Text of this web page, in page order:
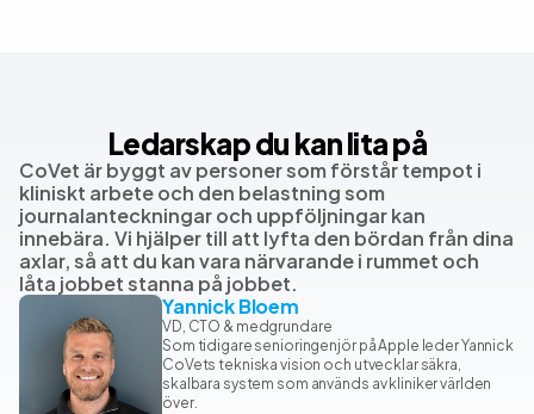
Ledarskap du kan lita på
CoVet är byggt av personer som förstår tempot i
kliniskt arbete och den belastning som
journalanteckningar och uppföljningar kan
innebära. Vi hjälper till att lyfta den bördan från dina
axlar, så att du kan vara närvarande i rummet och
låta jobbet stanna på jobbet.
Yannick Bloem
VD, CTO & medgrundare
Som tidigare senioringenjör på Apple leder Yannick
CoVets tekniska vision och utvecklar säkra,
skalbara system som används av kliniker världen
över.